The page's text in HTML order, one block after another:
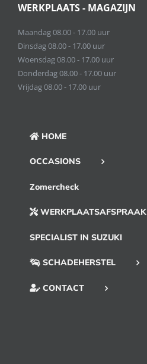
WERKPLAATS - MAGAZIJN
Maandag 08.00 - 17.00 uur
Dinsdag 08.00 - 17.00 uur
Woensdag 08.00 - 17.00 uur
Donderdag 08.00 - 17.00 uur
Vrijdag 08.00 - 17.00 uur
HOME
OCCASIONS
Zomercheck
WERKPLAATSAFSPRAAK
SPECIALIST IN SUZUKI
SCHADEHERSTEL
CONTACT